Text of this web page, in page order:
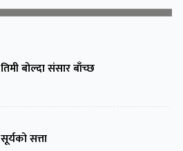
तिमी बोल्दा संसार बाँच्छ
सूर्यको सत्ता